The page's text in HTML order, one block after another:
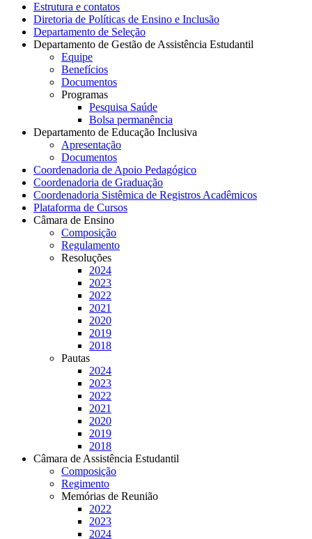
Estrutura e contatos
Diretoria de Políticas de Ensino e Inclusão
Departamento de Seleção
Departamento de Gestão de Assistência Estudantil
Equipe
Benefícios
Documentos
Programas
Pesquisa Saúde
Bolsa permanência
Departamento de Educação Inclusiva
Apresentação
Documentos
Coordenadoria de Apoio Pedagógico
Coordenadoria de Graduação
Coordenadoria Sistêmica de Registros Acadêmicos
Plataforma de Cursos
Câmara de Ensino
Composição
Regulamento
Resoluções
2024
2023
2022
2021
2020
2019
2018
Pautas
2024
2023
2022
2021
2020
2019
2018
Câmara de Assistência Estudantil
Composição
Regimento
Memórias de Reunião
2022
2023
2024